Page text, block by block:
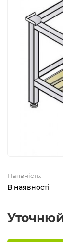
Наявність:
В наявності